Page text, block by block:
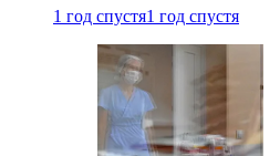
1 год спустя1 год спустя